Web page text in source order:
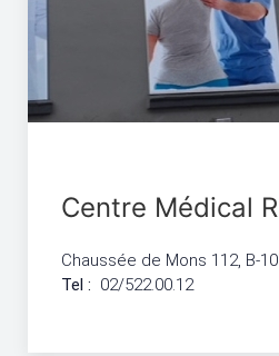
Centre Médical
Chaussée de Mons 112, B-
Tel : 02/522.00.12